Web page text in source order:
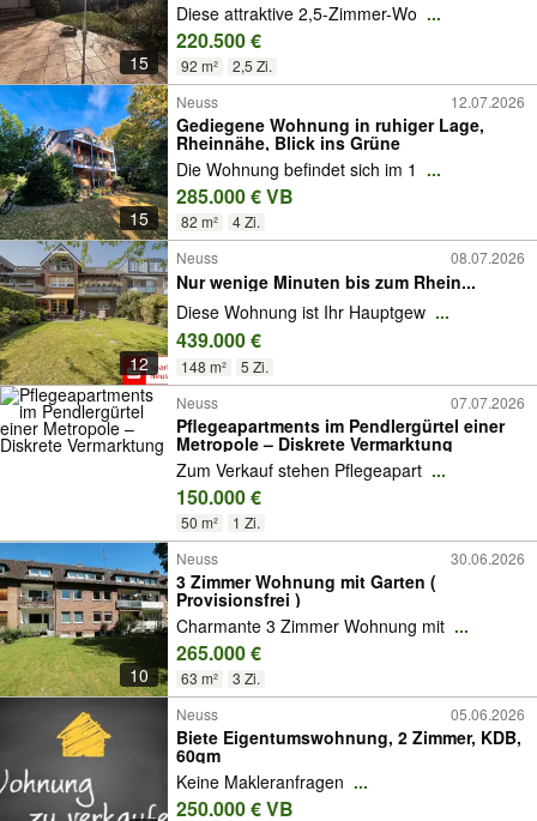
15
Diese attraktive 2,5-Zimmer-Wo ...
220.500 €
92 m² 2,5 Zi.
15
Neuss 12.07.2026
Gediegene Wohnung in ruhiger Lage,
Rheinnähe, Blick ins Grüne
Die Wohnung befindet sich im 1 ...
285.000 € VB
82 m² 4 Zi.
12
Neuss 08.07.2026
Nur wenige Minuten bis zum Rhein...
Diese Wohnung ist Ihr Hauptgew ...
439.000 €
148 m²
5 Zi.
Neuss
07.07.2026
Pflegeapartments im Pendlergürtel einer
Metropole – Diskrete Vermarktung
Zum Verkauf stehen Pflegeapart ...
150.000 €
50 m² 1 Zi.
10
Neuss 30.06.2026
3 Zimmer Wohnung mit Garten (
Provisionsfrei )
Charmante 3 Zimmer Wohnung mit ...
265.000 €
63 m² 3 Zi.
Neuss 05.06.2026
Biete Eigentumswohnung, 2 Zimmer, KDB,
60qm
Keine Makleranfragen ...
250.000 € VB